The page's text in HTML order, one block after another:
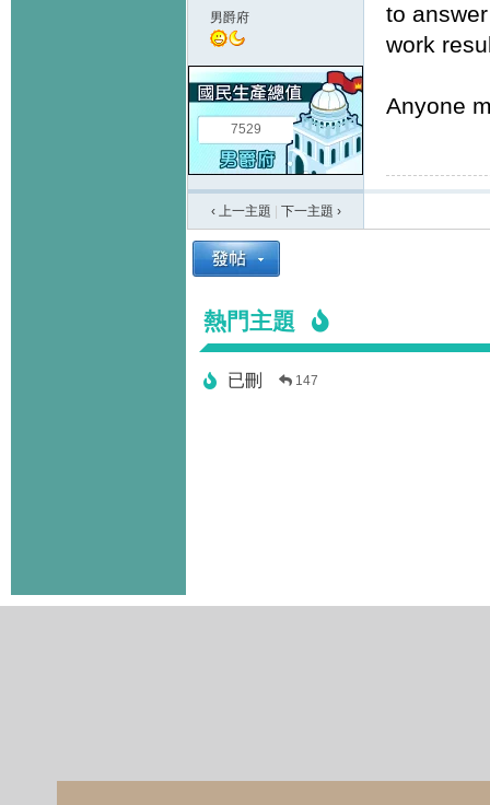
男爵府
7529
to
work
Anyone
‹ 上一主題 下一主題 ›
熱門主題
已刪 147